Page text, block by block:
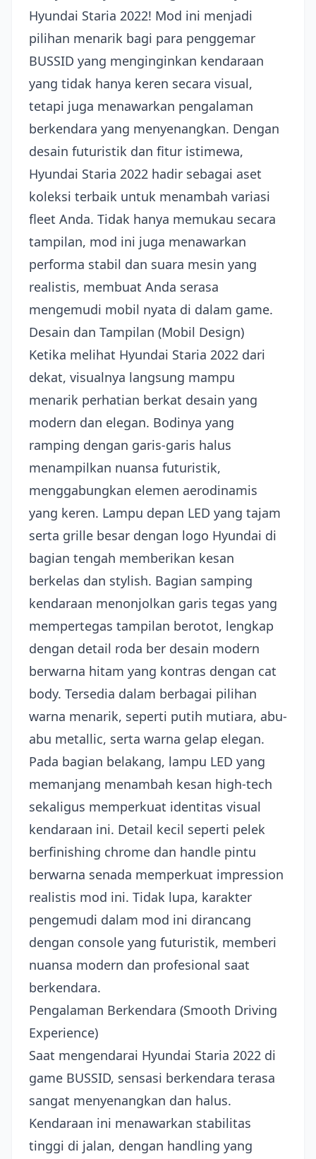
Hyundai Staria 2022! Mod ini menjadi
pilihan menarik bagi para penggemar
BUSSID yang menginginkan kendaraan
yang tidak hanya keren secara visual,
tetapi juga menawarkan pengalaman
berkendara yang menyenangkan. Dengan
desain futuristik dan fitur istimewa,
Hyundai Staria 2022 hadir sebagai aset
koleksi terbaik untuk menambah variasi
fleet Anda. Tidak hanya memukau secara
tampilan, mod ini juga menawarkan
performa stabil dan suara mesin yang
realistis, membuat Anda serasa
mengemudi mobil nyata di dalam game.
Desain dan Tampilan (Mobil Design)
Ketika melihat Hyundai Staria 2022 dari
dekat, visualnya langsung mampu
menarik perhatian berkat desain yang
modern dan elegan. Bodinya yang
ramping dengan garis-garis halus
menampilkan nuansa futuristik,
menggabungkan elemen aerodinamis
yang keren. Lampu depan LED yang tajam
serta grille besar dengan logo Hyundai di
bagian tengah memberikan kesan
berkelas dan stylish. Bagian samping
kendaraan menonjolkan garis tegas yang
mempertegas tampilan berotot, lengkap
dengan detail roda ber desain modern
berwarna hitam yang kontras dengan cat
body. Tersedia dalam berbagai pilihan
warna menarik, seperti putih mutiara, abu-
abu metallic, serta warna gelap elegan.
Pada bagian belakang, lampu LED yang
memanjang menambah kesan high-tech
sekaligus memperkuat identitas visual
kendaraan ini. Detail kecil seperti pelek
berfinishing chrome dan handle pintu
berwarna senada memperkuat impression
realistis mod ini. Tidak lupa, karakter
pengemudi dalam mod ini dirancang
dengan console yang futuristik, memberi
nuansa modern dan profesional saat
berkendara.
Pengalaman Berkendara (Smooth Driving
Experience)
Saat mengendarai Hyundai Staria 2022 di
game BUSSID, sensasi berkendara terasa
sangat menyenangkan dan halus.
Kendaraan ini menawarkan stabilitas
tinggi di jalan, dengan handling yang